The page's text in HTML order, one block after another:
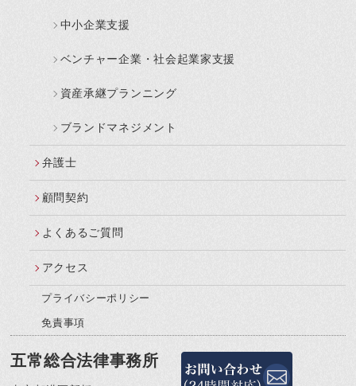
中小企業支援
ベンチャー企業・社会起業家支援
資産承継プランニング
ブランドマネジメント
弁護士
顧問契約
よくあるご質問
アクセス
プライバシーポリシー
免責事項
五常総合法律事務所